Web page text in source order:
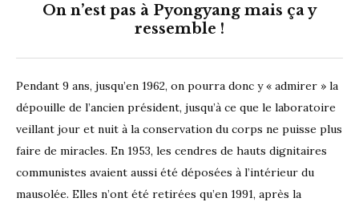
On n’est pas à Pyongyang mais ça y
ressemble !
Pendant 9 ans, jusqu’en 1962, on pourra donc y « admirer » la
dépouille de l’ancien président, jusqu’à ce que le laboratoire
veillant jour et nuit à la conservation du corps ne puisse plus
faire de miracles. En 1953, les cendres de hauts dignitaires
communistes avaient aussi été déposées à l’intérieur du
mausolée. Elles n’ont été retirées qu’en 1991, après la